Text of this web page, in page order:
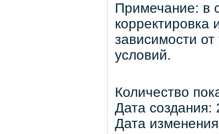
Примечание: в
корректировка
зависимости
условий.
Количество
Дата
Дата